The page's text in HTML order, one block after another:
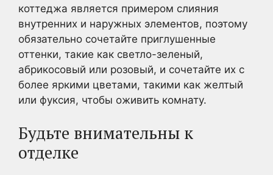
коттеджа является примером слияния
внутренних и наружных элементов, поэтому
обязательно сочетайте приглушенные
оттенки, такие как светло-зеленый,
абрикосовый или розовый, и сочетайте их с
более яркими цветами, такими как желтый
или фуксия, чтобы оживить комнату.
Будьте внимательны к
отделке